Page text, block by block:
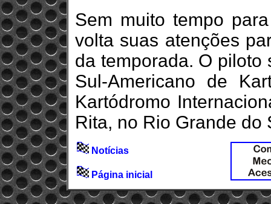
Sem muito tempo
volta suas atenções
da temporada. O piloto
Sul-Americano de
Kartódromo
Rita, no Rio Grande do
Notícias
Página inicial